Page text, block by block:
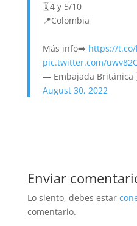
🗓️4 y 5/10
📍Colombia
Más info➡️ https://t.co/
pic.twitter.com/
— Embajada
August 30, 2022
Enviar
Lo siento, debes estar
comentario.